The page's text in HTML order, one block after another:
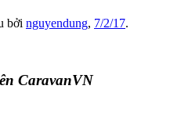
bởi nguyendung, 7/2/17.
CaravanVN